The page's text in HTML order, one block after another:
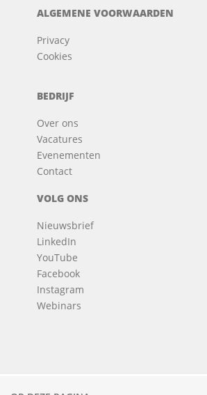
ALGEMENE VOORWAARDEN
Privacy
Cookies
BEDRIJF
Over ons
Vacatures
Evenementen
Contact
VOLG ONS
Nieuwsbrief
LinkedIn
YouTube
Facebook
Instagram
Webinars